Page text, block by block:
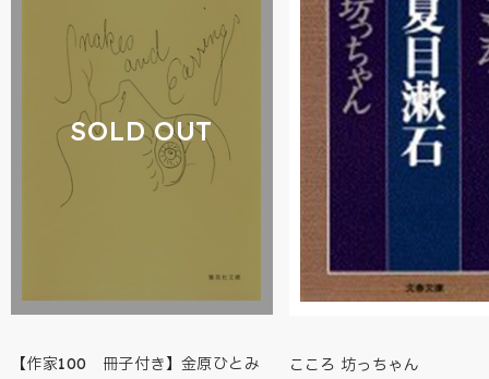
SOLD OUT
【作家100 冊子付き】金原ひとみ
こころ 坊っちゃん